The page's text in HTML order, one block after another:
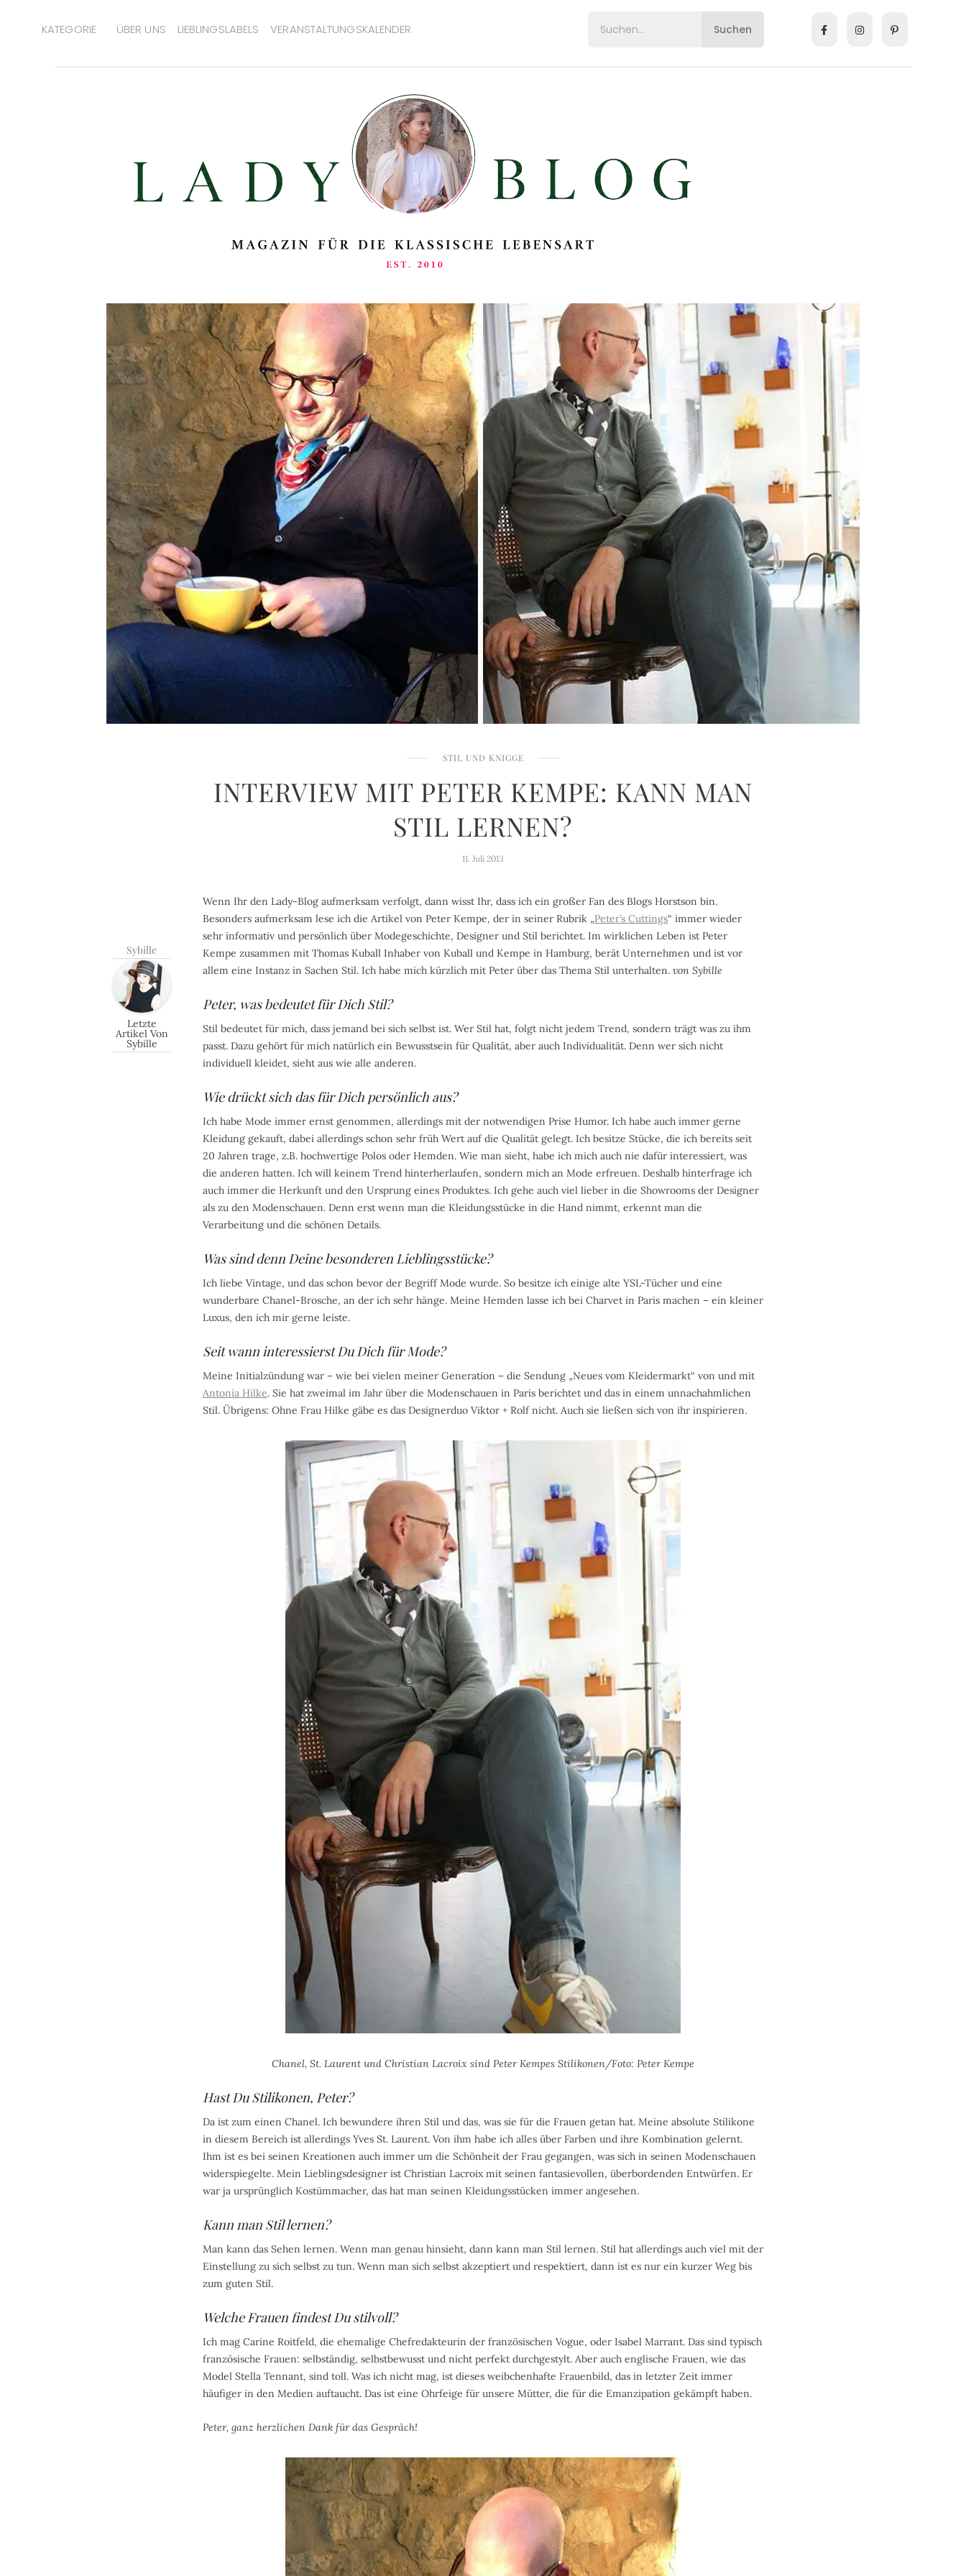
KATEGORIE ÜBER UNS LIEBLINGSLABELS VERANSTALTUNGSKALENDER Suchen
STIL UND KNIGGE
INTERVIEW MIT PETER KEMPE: KANN MAN
STIL LERNEN?
11. Juli 2013
Sybille
Letzte
Artikel Von
Sybille
Wenn Ihr den Lady-Blog aufmerksam verfolgt, dann wisst Ihr, dass ich ein großer Fan des Blogs Horstson bin.
Besonders aufmerksam lese ich die Artikel von Peter Kempe, der in seiner Rubrik „Peter’s Cuttings“ immer wieder
sehr informativ und persönlich über Modegeschichte, Designer und Stil berichtet. Im wirklichen Leben ist Peter
Kempe zusammen mit Thomas Kuball Inhaber von Kuball und Kempe in Hamburg, berät Unternehmen und ist vor
allem eine Instanz in Sachen Stil. Ich habe mich kürzlich mit Peter über das Thema Stil unterhalten. von Sybille
Peter, was bedeutet für Dich Stil?
Stil bedeutet für mich, dass jemand bei sich selbst ist. Wer Stil hat, folgt nicht jedem Trend, sondern trägt was zu ihm
passt. Dazu gehört für mich natürlich ein Bewusstsein für Qualität, aber auch Individualität. Denn wer sich nicht
individuell kleidet, sieht aus wie alle anderen.
Wie drückt sich das für Dich persönlich aus?
Ich habe Mode immer ernst genommen, allerdings mit der notwendigen Prise Humor. Ich habe auch immer gerne
Kleidung gekauft, dabei allerdings schon sehr früh Wert auf die Qualität gelegt. Ich besitze Stücke, die ich bereits seit
20 Jahren trage, z.B. hochwertige Polos oder Hemden. Wie man sieht, habe ich mich auch nie dafür interessiert, was
die anderen hatten. Ich will keinem Trend hinterherlaufen, sondern mich an Mode erfreuen. Deshalb hinterfrage ich
auch immer die Herkunft und den Ursprung eines Produktes. Ich gehe auch viel lieber in die Showrooms der Designer
als zu den Modenschauen. Denn erst wenn man die Kleidungsstücke in die Hand nimmt, erkennt man die
Verarbeitung und die schönen Details.
Was sind denn Deine besonderen Lieblingsstücke?
Ich liebe Vintage, und das schon bevor der Begriff Mode wurde. So besitze ich einige alte YSL-Tücher und eine
wunderbare Chanel-Brosche, an der ich sehr hänge. Meine Hemden lasse ich bei Charvet in Paris machen – ein kleiner
Luxus, den ich mir gerne leiste.
Seit wann interessierst Du Dich für Mode?
Meine Initialzündung war – wie bei vielen meiner Generation – die Sendung „Neues vom Kleidermarkt“ von und mit
Antonia Hilke. Sie hat zweimal im Jahr über die Modenschauen in Paris berichtet und das in einem unnachahmlichen
Stil. Übrigens: Ohne Frau Hilke gäbe es das Designerduo Viktor + Rolf nicht. Auch sie ließen sich von ihr inspirieren.
Chanel, St. Laurent und Christian Lacroix sind Peter Kempes Stilikonen/Foto: Peter Kempe
Hast Du Stilikonen, Peter?
Da ist zum einen Chanel. Ich bewundere ihren Stil und das, was sie für die Frauen getan hat. Meine absolute Stilikone
in diesem Bereich ist allerdings Yves St. Laurent. Von ihm habe ich alles über Farben und ihre Kombination gelernt.
Ihm ist es bei seinen Kreationen auch immer um die Schönheit der Frau gegangen, was sich in seinen Modenschauen
widerspiegelte. Mein Lieblingsdesigner ist Christian Lacroix mit seinen fantasievollen, überbordenden Entwürfen. Er
war ja ursprünglich Kostümmacher, das hat man seinen Kleidungsstücken immer angesehen.
Kann man Stil lernen?
Man kann das Sehen lernen. Wenn man genau hinsieht, dann kann man Stil lernen. Stil hat allerdings auch viel mit der
Einstellung zu sich selbst zu tun. Wenn man sich selbst akzeptiert und respektiert, dann ist es nur ein kurzer Weg bis
zum guten Stil.
Welche Frauen findest Du stilvoll?
Ich mag Carine Roitfeld, die ehemalige Chefredakteurin der französischen Vogue, oder Isabel Marrant. Das sind typisch
französische Frauen: selbständig, selbstbewusst und nicht perfekt durchgestylt. Aber auch englische Frauen, wie das
Model Stella Tennant, sind toll. Was ich nicht mag, ist dieses weibchenhafte Frauenbild, das in letzter Zeit immer
häufiger in den Medien auftaucht. Das ist eine Ohrfeige für unsere Mütter, die für die Emanzipation gekämpft haben.
Peter, ganz herzlichen Dank für das Gespräch!